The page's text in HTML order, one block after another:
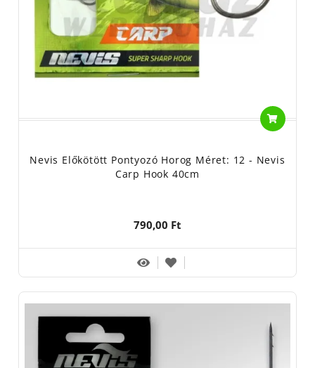
Nevis Előkötött Pontyozó Horog Méret: 12 - Nevis
Carp Hook 40cm
790,00 Ft